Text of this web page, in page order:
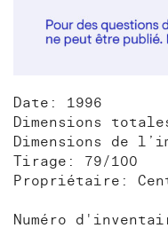
Date: 1996
Dimensions
Dimensions de
Tirage: 79/100
Propriétaire:
Numéro